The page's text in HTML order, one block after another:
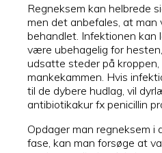
Regneksem kan helbrede
men det anbefales, at
behandlet. Infektionen kan
være ubehagelig for
udsatte steder på kroppen,
mankekammen. Hvis
til de dybere hudlag, vil
antibiotikakur fx penicillin
Opdager man regneksem i
fase, kan man forsøge at